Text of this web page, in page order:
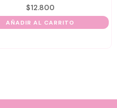
$12.800
AÑADIR AL CARRITO